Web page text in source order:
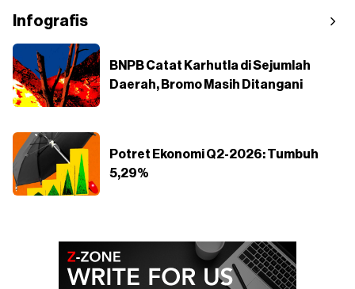
Infografis
BNPB Catat Karhutla di Sejumlah
Daerah, Bromo Masih Ditangani
Potret Ekonomi Q2-2026: Tumbuh
5,29%